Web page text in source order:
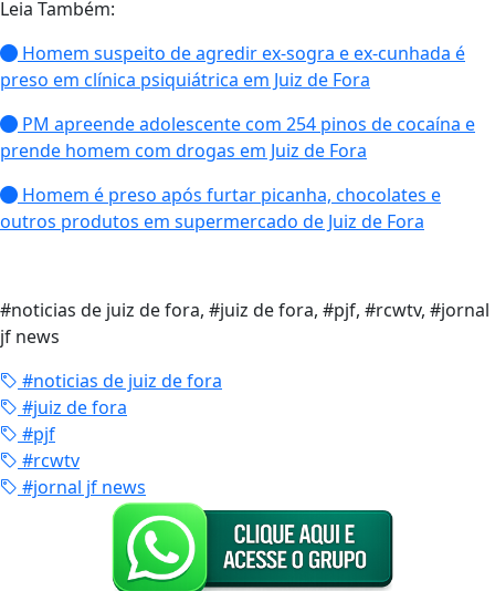
Leia Também:
Homem suspeito de agredir ex-sogra e ex-cunhada é
preso em clínica psiquiátrica em Juiz de Fora
PM apreende adolescente com 254 pinos de cocaína e
prende homem com drogas em Juiz de Fora
Homem é preso após furtar picanha, chocolates e
outros produtos em supermercado de Juiz de Fora
#noticias de juiz de fora, #juiz de fora, #pjf, #rcwtv, #jornal
jf news
#noticias de juiz de fora
#juiz de fora
#pjf
#rcwtv
#jornal jf news